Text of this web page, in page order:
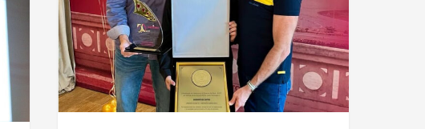
de
Santos
pelos
seus
50
anos